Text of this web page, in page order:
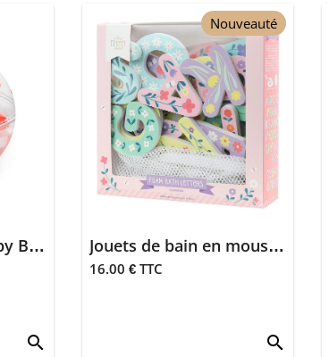
Balle flottante Happy Bubbles - Crabs
search
Nouveauté
Jouets de bain en mousse - Lettres et chiffres (fleurs)
16.00 € TTC
search